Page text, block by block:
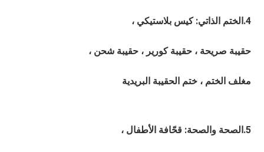
4.الختم الذاتي: كيس بلاستيكي ،
حقيبة صريحة ، حقيبة كورير ، حقيبة شحن ،
مغلف الختم ، ختم الحقيبة البريدية
5.الصحة والصحة: ​​قحّافة الأطفال ،